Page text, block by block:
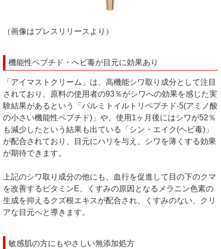
（画像はプレスリリースより）
機能性ペプチド・ヘビ毒が目元に効果あり
「アイマストクリーム」は、高機能シワ取り成分として注目
されており、原料の使用者の93％がシワへの効果を感じた実
験結果があるという「パルミトイルトリペプチド-5(アミノ酸
の小さい機能性ペプチド)」や、使用1ヶ月後にはシワが52％
も減少したという結果も出ている「シン・エイク(ヘビ毒)」
が配合されており、目元にハリを与え、シワを薄くする効果
が期待できます。
上記のシワ取り成分の他にも、血行を促進して目の下のクマ
を改善するビタミンE、くすみの原因となるメラニン色素の
生成を抑えるクズ根エキスが配合され、くすみのない、クリ
アな目元へと導きます。
敏感肌の方にもやさしい無添加処方